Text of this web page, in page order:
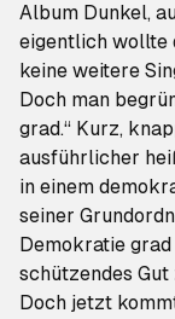
Album Dunkel,
eigentlich wollte
keine weitere
Doch man
grad.“ Kurz,
ausführlicher
in einem
seiner
Demokratie
schützendes Gut
Doch jetzt